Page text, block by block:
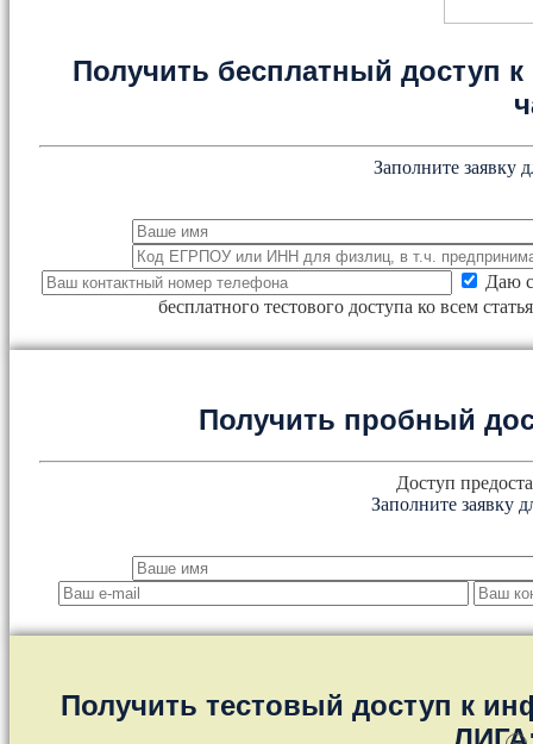
Получить бесплатный доступ к
Заполните заявку
Даю
бесплатного тестового доступа ко всем
Получить пробный
Доступ
Заполните заявку
Получить тестовый доступ к